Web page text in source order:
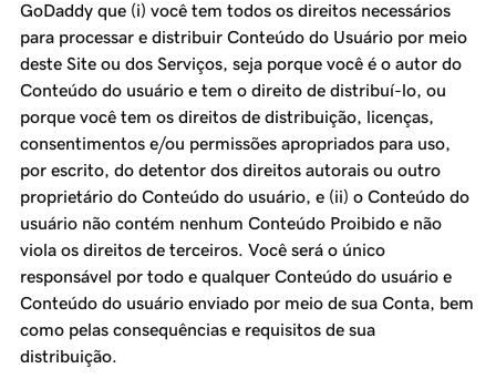
GoDaddy que (i) você tem todos os direitos necessários
para processar e distribuir Conteúdo do Usuário por meio
deste Site ou dos Serviços, seja porque você é o autor do
Conteúdo do usuário e tem o direito de distribuí-lo, ou
porque você tem os direitos de distribuição, licenças,
consentimentos e/ou permissões apropriados para uso,
por escrito, do detentor dos direitos autorais ou outro
proprietário do Conteúdo do usuário, e (ii) o Conteúdo do
usuário não contém nenhum Conteúdo Proibido e não
viola os direitos de terceiros. Você será o único
responsável por todo e qualquer Conteúdo do usuário e
Conteúdo do usuário enviado por meio de sua Conta, bem
como pelas consequências e requisitos de sua
distribuição.